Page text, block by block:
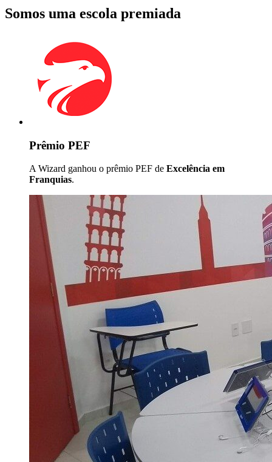
Somos uma escola premiada
Prêmio PEF
A Wizard ganhou o prêmio PEF de Excelência em
Franquias.